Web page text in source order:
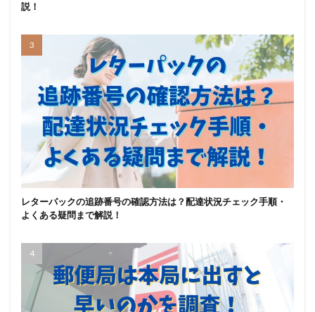
説！
レターパックの追跡番号の確認方法は？配達状況チェック手順・
よくある疑問まで解説！